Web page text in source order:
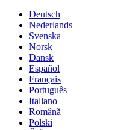
Deutsch
Nederlands
Svenska
Norsk
Dansk
Español
Français
Português
Italiano
Română
Polski